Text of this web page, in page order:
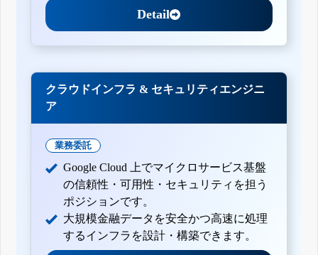
Detail
クラウドインフラ & セキュリティエンジニ
ア
業務委託
Google Cloud 上でマイクロサービス基盤
の信頼性・可用性・セキュリティを担う
ポジションです。
大規模金融データを安全かつ高速に処理
するインフラを設計・構築できます。